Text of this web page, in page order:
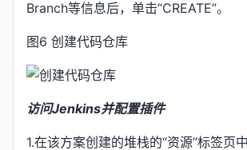
Branch等信息后，单击“CREATE”。
图6 创建代码仓库
访问Jenkins并配置插件
1.在该方案创建的堆栈的“资源”标签页